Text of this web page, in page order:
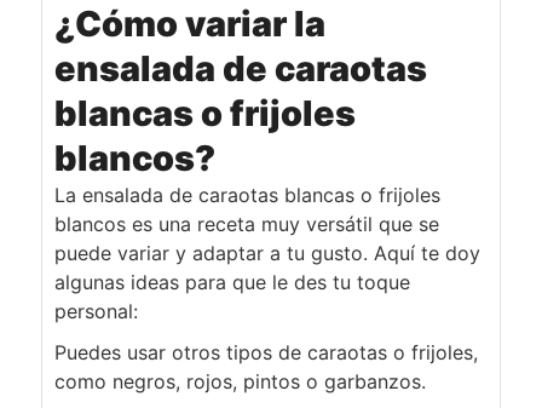
¿Cómo variar la
ensalada de caraotas
blancas o frijoles
blancos?
La ensalada de caraotas blancas o frijoles
blancos es una receta muy versátil que se
puede variar y adaptar a tu gusto. Aquí te doy
algunas ideas para que le des tu toque
personal:
Puedes usar otros tipos de caraotas o frijoles,
como negros, rojos, pintos o garbanzos.